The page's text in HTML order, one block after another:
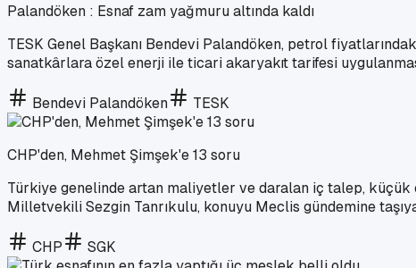
Palandöken : Esnaf zam yağmuru altında kaldı
TESK Genel Başkanı Bendevi Palandöken, petrol
sanatkârlara özel enerji ile ticari akaryakıt tarifesi
Bendevi Palandöken TESK
CHP'den, Mehmet Şimşek'e 13 soru
Türkiye genelinde artan maliyetler ve daralan iç talep, küçük
Milletvekili Sezgin Tanrıkulu, konuyu Meclis gündemine
CHP SGK